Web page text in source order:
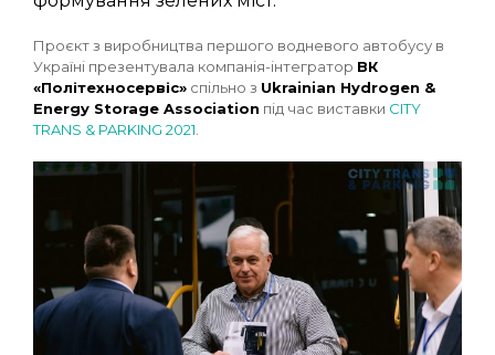
Проєкт з виробництва першого водневого автобусу в
Україні презентувала компанія-інтегратор ВК
«Політехносервіс» спільно з Ukrainian Hydrogen &
Energy Storage Association під час виставки CITY
TRANS & PARKING 2021